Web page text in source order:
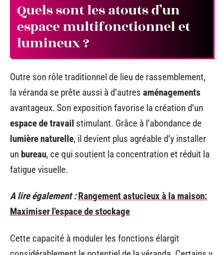
Quels sont les atouts d’un
espace multifonctionnel et
lumineux ?
Outre son rôle traditionnel de lieu de rassemblement,
la véranda se prête aussi à d’autres aménagements
avantageux. Son exposition favorise la création d’un
espace de travail stimulant. Grâce à l’abondance de
lumière naturelle, il devient plus agréable d’y installer
un bureau, ce qui soutient la concentration et réduit la
fatigue visuelle.
A lire également : Rangement astucieux à la maison:
Maximiser l'espace de stockage
Cette capacité à moduler les fonctions élargit